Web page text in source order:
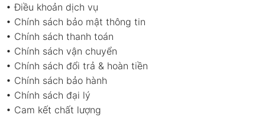
•Điều khoản dịch vụ
• Chính sách bảo mật thông tin
• Chính sách thanh toán
• Chính sách vận chuyển
• Chính sách đổi trả & hoàn tiền
• Chính sách bảo hành
• Chính sách đại lý
• Cam kết chất lượng